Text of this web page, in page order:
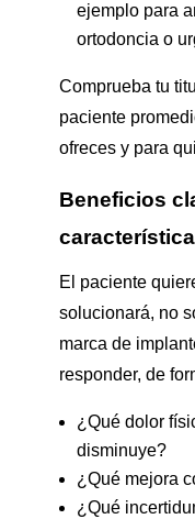
ejemplo para
ortodoncia o
Comprueba tu
paciente
ofreces y para
Beneficios
El paciente
solucionará, no
marca de
responder, de
¿Qué dolor
disminuye?
¿Qué mejora
¿Qué